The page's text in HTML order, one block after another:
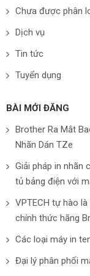
Chưa được phân
Dịch vụ
Tin tức
Tuyển dụng
BÀI MỚI ĐĂNG
Brother Ra Mắt
Nhãn Dán TZe
Giải pháp in nhãn
tủ bảng điện với
VPTECH tự hào
chính thức hãng
Các loại máy in
Đại lý phân phối